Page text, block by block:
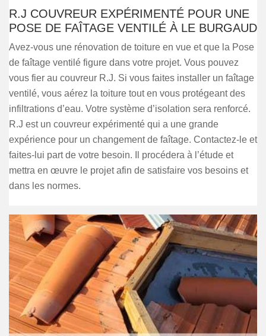
R.J COUVREUR EXPÉRIMENTÉ POUR UNE
POSE DE FAÎTAGE VENTILÉ À LE BURGAUD
Avez-vous une rénovation de toiture en vue et que la Pose
de faîtage ventilé figure dans votre projet. Vous pouvez
vous fier au couvreur R.J. Si vous faites installer un faîtage
ventilé, vous aérez la toiture tout en vous protégeant des
infiltrations d’eau. Votre système d’isolation sera renforcé.
R.J est un couvreur expérimenté qui a une grande
expérience pour un changement de faîtage. Contactez-le et
faites-lui part de votre besoin. Il procédera à l’étude et
mettra en œuvre le projet afin de satisfaire vos besoins et
dans les normes.